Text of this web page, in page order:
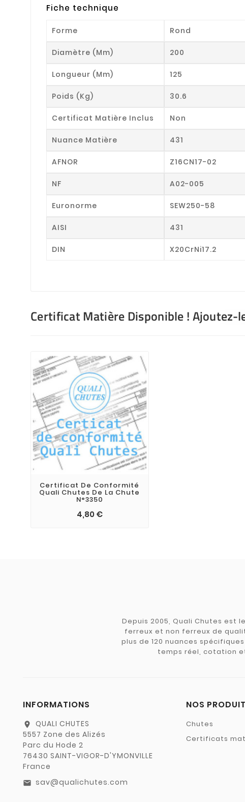
Fiche technique
Forme Rond
Diamètre (mm) 200
Longueur (mm) 125
Poids (kg) 30.6
Certificat Matière Inclus Non
Nuance Matière 431
AFNOR Z16CN17-02
NF A02-005
Euronorme SEW250-58
AISI 431
DIN X20CrNi17.2
Certificat Matière Disponible ! Ajoutez-
Certificat De Conformité
Quali Chutes De La Chute
N°3350
4,80 €
Depuis 2005, Quali Chutes est
ferreux et non ferreux de
plus de 120 nuances
temps réel, cotation
INFORMATIONS
location_on
QUALI CHUTES
5557 Zone des Alizés
Parc du Hode 2
76430 SAINT-VIGOR-D'YMONVILLE
France
email sav@qualichutes.com
NOS
Chutes
Certificats